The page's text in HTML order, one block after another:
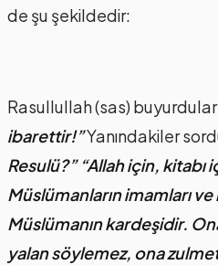
de şu şekildedir:
Rasullullah (sas) buyurdular
ibarettir!”Yanındakiler
Resulü?” “Allah için, kitabı
Müslümanların imamları
Müslümanın kardeşidir.
yalan söylemez, ona